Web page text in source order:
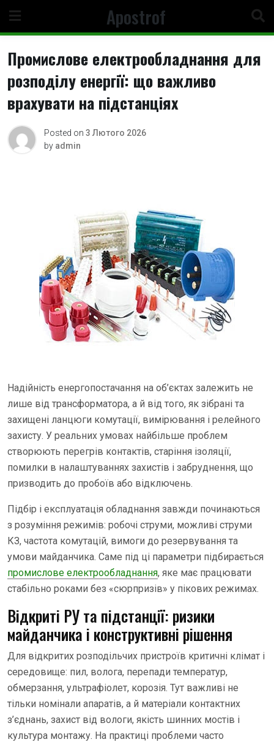
content
Apostrof
Промислове електрообладнання для
розподілу енергії: що важливо
врахувати на підстанціях
Posted on 3 Лютого 2026
by admin
Надійність енергопостачання на об’єктах залежить не
лише від трансформатора, а й від того, як зібрані та
захищені ланцюги комутації, вимірювання і релейного
захисту. У реальних умовах найбільше проблем
створюють перегрів контактів, старіння ізоляції,
помилки в налаштуваннях захистів і забруднення, що
призводить до пробоїв або відключень.
Підбір і експлуатація обладнання завжди починаються
з розуміння режимів: робочі струми, можливі струми
КЗ, частота комутацій, вимоги до резервування та
умови майданчика. Саме під ці параметри підбирається
промислове електрообладнання, яке має працювати
стабільно роками без «сюрпризів» у пікових режимах.
Відкриті РУ та підстанції: ризики
майданчика і конструктивні рішення
Для відкритих розподільчих пристроїв критичні клімат і
середовище: пил, волога, перепади температур,
обмерзання, ультрафіолет, корозія. Тут важливі не
тільки номінали апаратів, а й матеріали контактних
з’єднань, захист від вологи, якість шинних мостів і
культура монтажу. На практиці проблеми часто